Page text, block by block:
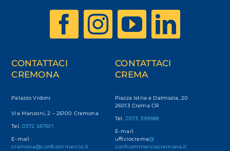
CONTATTACI
CREMONA
Palazzo Vidoni
Via Manzoni, 2 – 26100 Cremona
Tel. 0372 567611
E-mail:
cremona@confcommercio.it
CONTATTACI
CREMA
Piazza Istria e Dalmazia, 20
26013 Crema CR
Tel. 0373 399988
E-mail:
ufficiocrema@
confcommerciocremona.it